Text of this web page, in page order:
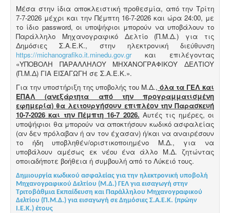
Μέσα στην ίδια αποκλειστική προθεσμία, από την Τρίτη
7-7-2026 μέχρι και την Πέμπτη 16-7-2026 και ώρα 24:00, με
το ίδιο password, οι υποψήφιοι μπορούν να υποβάλουν το
Παράλληλο Μηχανογραφικό Δελτίο (Π.Μ.Δ.) για τις
Δημόσιες Σ.Α.Ε.Κ., στην ηλεκτρονική διεύθυνση
https://michanografiko.it.minedu.gov.grκαι επιλέγοντας
«ΥΠΟΒΟΛΗ ΠΑΡΑΛΛΗΛΟΥ ΜΗΧΑΝΟΓΡΑΦΙΚΟΥ ΔΕΛΤΙΟΥ
(Π.Μ.Δ) ΓΙΑ ΕΙΣΑΓΩΓΗ σε Σ.Α.Ε.Κ.».
Για την υποστήριξη της υποβολής του Μ.Δ., όλα τα ΓΕΛ και
ΕΠΑΛ (ανεξάρτητα από την προγραμματισμένη
εφημερία) θα λειτουργήσουν επιπλέον την Παρασκευή
10-7-2026 και την Πέμπτη 16-7 2026. Αυτές τις ημέρες, οι
υποψήφιοι θα μπορούν να αποκτήσουν κωδικό ασφαλείας
(αν δεν πρόλαβαν ή αν τον έχασαν) ή/και να αναιρέσουν
το ήδη υποβληθέν/οριστικοποιημένο Μ.Δ., για να
υποβάλουν αμέσως εκ νέου ένα άλλο Μ.Δ. ζητώντας
οποιαδήποτε βοήθεια ή συμβουλή από το Λύκειό τους.
Δημιουργία κωδικού ασφαλείας για την ηλεκτρονική υποβολή
Μηχανογραφικού Δελτίου (Μ.Δ.) ΓΕΛ για εισαγωγή στην
Τριτοβάθμια Εκπαίδευση και Παράλληλου Μηχανογραφικού
Δελτίου (Π.Μ.Δ.) για εισαγωγή σε Δημόσιες Σ.Α.Ε.Κ. (πρώην
Ι.Ε.Κ.) έτους